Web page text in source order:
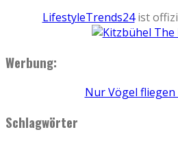
LifestyleTrends24ist
Werbung:
Nur Vögel fliegen
Schlagwörter